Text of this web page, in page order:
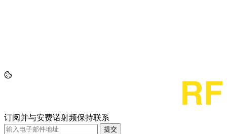
订阅并与安费诺射频保持联系
提交